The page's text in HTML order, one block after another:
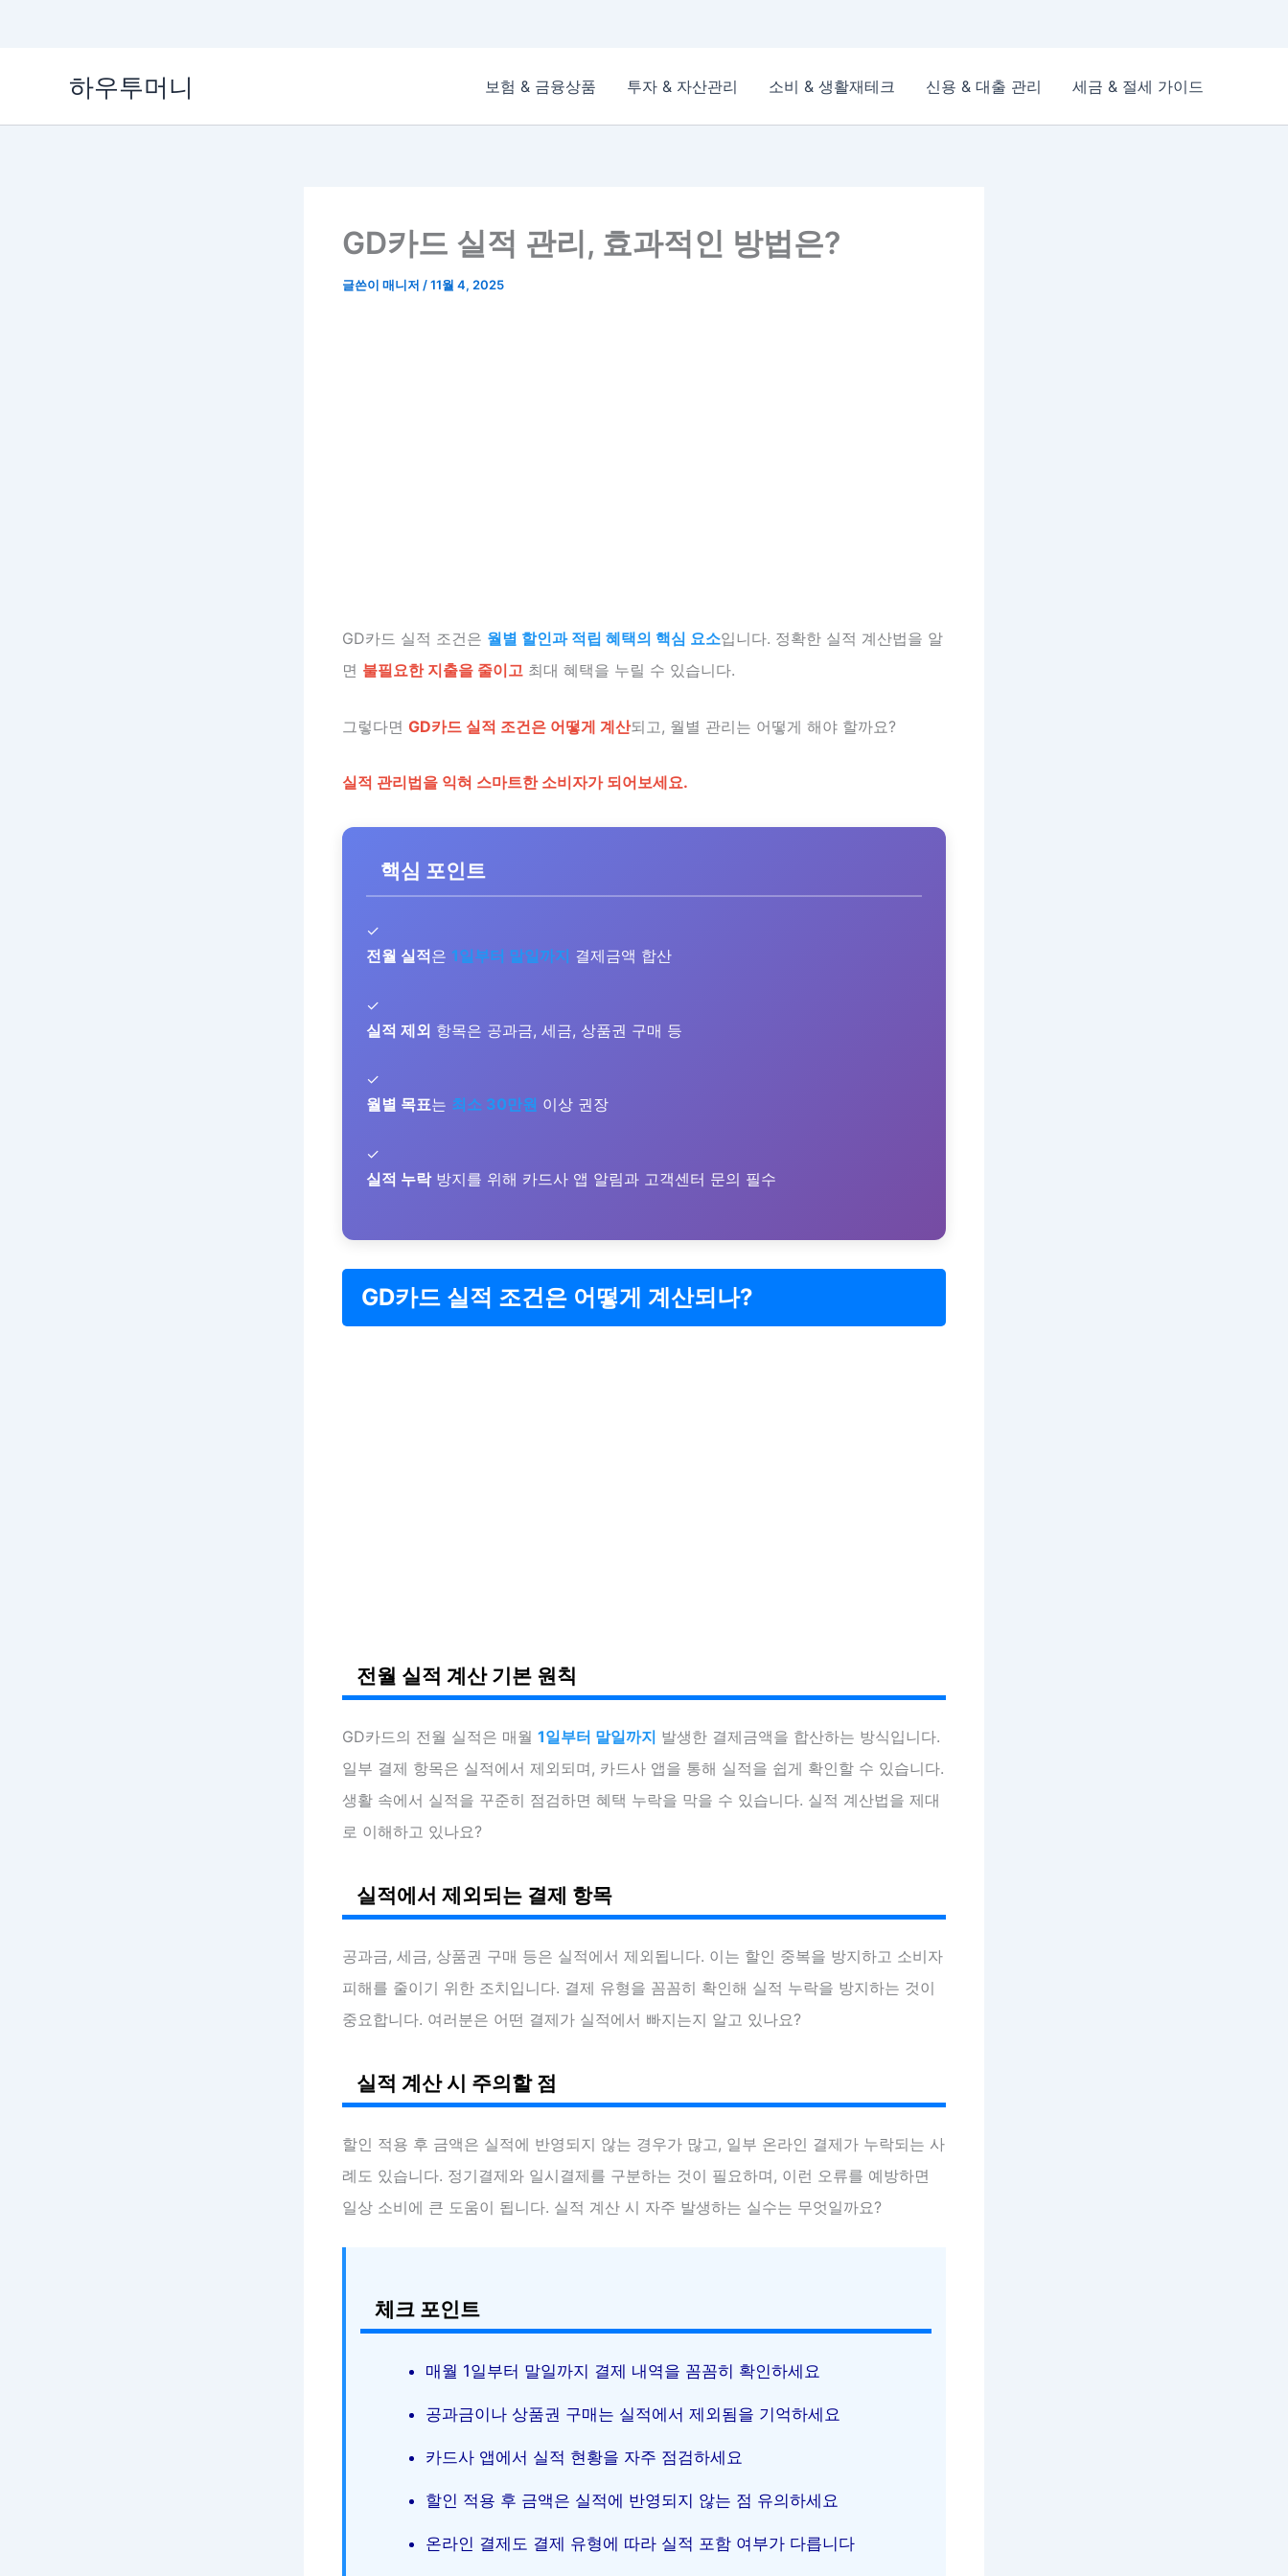
하우투머니 보험 & 금융상품 투자 & 자산관리 소비 & 생활재테크 신용 & 대출 관리 세금 & 절세 가이드
GD카드 실적 관리, 효과적인 방법은?
글쓴이 매니저 /11월 4, 2025
GD카드 실적 조건은 월별 할인과 적립 혜택의 핵심 요소입니다. 정확한 실적 계산법을 알
면 불필요한 지출을 줄이고 최대 혜택을 누릴 수 있습니다.
그렇다면 GD카드 실적 조건은 어떻게 계산되고, 월별 관리는 어떻게 해야 할까요?
실적 관리법을 익혀 스마트한 소비자가 되어보세요.
핵심 포인트
✓
전월 실적은 1일부터 말일까지 결제금액 합산
✓
실적 제외 항목은 공과금, 세금, 상품권 구매 등
✓
월별 목표는 최소 30만원 이상 권장
✓
실적 누락방지를 위해 카드사 앱 알림과 고객센터 문의 필수
GD카드 실적 조건은 어떻게 계산되나?
전월 실적 계산 기본 원칙
GD카드의 전월 실적은 매월 1일부터 말일까지 발생한 결제금액을 합산하는 방식입니다.
일부 결제 항목은 실적에서 제외되며, 카드사 앱을 통해 실적을 쉽게 확인할 수 있습니다.
생활 속에서 실적을 꾸준히 점검하면 혜택 누락을 막을 수 있습니다. 실적 계산법을 제대
로 이해하고 있나요?
실적에서 제외되는 결제 항목
공과금, 세금, 상품권 구매 등은 실적에서 제외됩니다. 이는 할인 중복을 방지하고 소비자
피해를 줄이기 위한 조치입니다. 결제 유형을 꼼꼼히 확인해 실적 누락을 방지하는 것이
중요합니다. 여러분은 어떤 결제가 실적에서 빠지는지 알고 있나요?
실적 계산 시 주의할 점
할인 적용 후 금액은 실적에 반영되지 않는 경우가 많고, 일부 온라인 결제가 누락되는 사
례도 있습니다. 정기결제와 일시결제를 구분하는 것이 필요하며, 이런 오류를 예방하면
일상 소비에 큰 도움이 됩니다. 실적 계산 시 자주 발생하는 실수는 무엇일까요?
체크 포인트
매월 1일부터 말일까지 결제 내역을 꼼꼼히 확인하세요
공과금이나 상품권 구매는 실적에서 제외됨을 기억하세요
카드사 앱에서 실적 현황을 자주 점검하세요
할인 적용 후 금액은 실적에 반영되지 않는 점 유의하세요
온라인 결제도 결제 유형에 따라 실적 포함 여부가 다릅니다